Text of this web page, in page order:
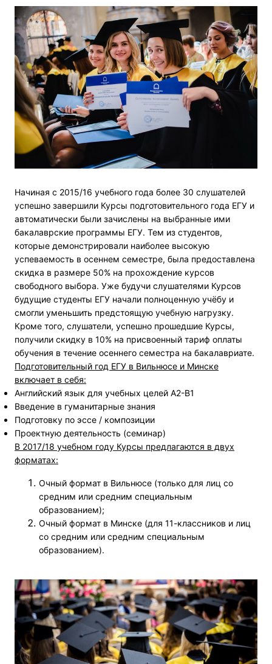
Начиная с 2015/16 учебного года более 30 слушателей
успешно завершили Курсы подготовительного года ЕГУ и
автоматически были зачислены на выбранные ими
бакалаврские программы ЕГУ. Тем из студентов,
которые демонстрировали наиболее высокую
успеваемость в осеннем семестре, была предоставлена
скидка в размере 50% на прохождение курсов
свободного выбора. Уже будучи слушателями Курсов
будущие студенты ЕГУ начали полноценную учёбу и
смогли уменьшить предстоящую учебную нагрузку.
Кроме того, слушатели, успешно прошедшие Курсы,
получили скидку в 10% на присвоенный тариф оплаты
обучения в течение осеннего семестра на бакалавриате.
Подготовительный год ЕГУ в Вильнюсе и Минске
включает в себя:
Английский язык для учебных целей А2-В1
Введение в гуманитарные знания
Подготовку по эссе / композиции
Проектную деятельность (семинар)
В 2017/18 учебном году Курсы предлагаются в двух
форматах:
Очный формат в Вильнюсе (только для лиц со
средним или средним специальным
образованием);
Очный формат в Минске (для 11-классников и лиц
со средним или средним специальным
образованием).